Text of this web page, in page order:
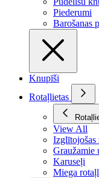
Piederumi
Barošanas
Knupīši
Rotaļlietas
View All
Izglītojošas
Graužamie
Karuseļi
Miega